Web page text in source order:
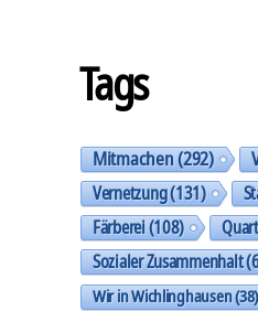
Tags
Mitmachen(292)
Vernetzung(131)
Färberei(108)
Sozialer Zusammenhalt
Wir in Wichlinghausen(38)